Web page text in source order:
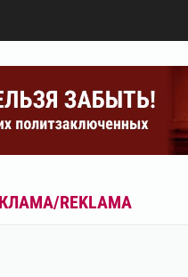
REKLAMA